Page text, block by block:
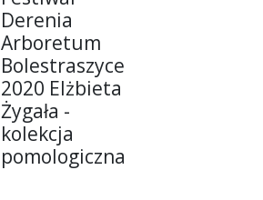
Derenia
Arboretum
Bolestraszyce
2020 Elżbieta
Żygała -
kolekcja
pomologiczna